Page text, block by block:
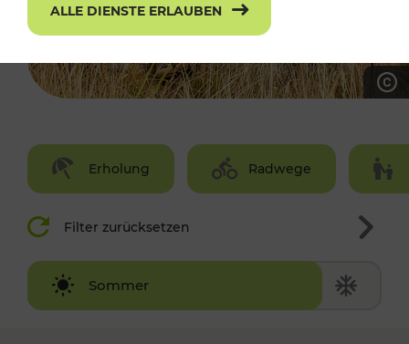
Erholung Radwege
Filter zurücksetzen
Sommer
Winter
ALLE DIENSTE ERLAUBEN